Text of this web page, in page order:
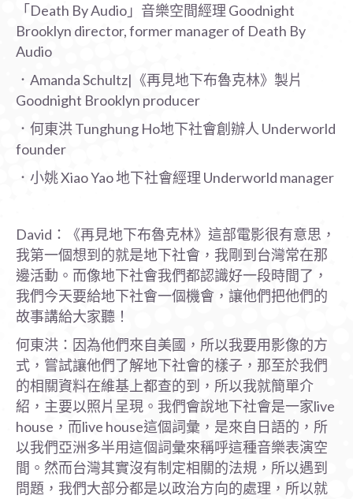
「Death By Audio」音樂空間經理 Goodnight
Brooklyn director, former manager of Death By
Audio
．Amanda Schultz|《再見地下布魯克林》製片
Goodnight Brooklyn producer
．何東洪 Tunghung Ho地下社會創辦人 Underworld
founder
．小姚 Xiao Yao 地下社會經理 Underworld manager
David：《再見地下布魯克林》這部電影很有意思，
我第一個想到的就是地下社會，我剛到台灣常在那
邊活動。而像地下社會我們都認識好一段時間了，
我們今天要給地下社會一個機會，讓他們把他們的
故事講給大家聽！
何東洪：因為他們來自美國，所以我要用影像的方
式，嘗試讓他們了解地下社會的樣子，那至於我們
的相關資料在維基上都查的到，所以我就簡單介
紹，主要以照片呈現。我們會說地下社會是一家live
house，而live house這個詞彙，是來自日語的，所
以我們亞洲多半用這個詞彙來稱呼這種音樂表演空
間。然而台灣其實沒有制定相關的法規，所以遇到
問題，我們大部分都是以政治方向的處理，所以就